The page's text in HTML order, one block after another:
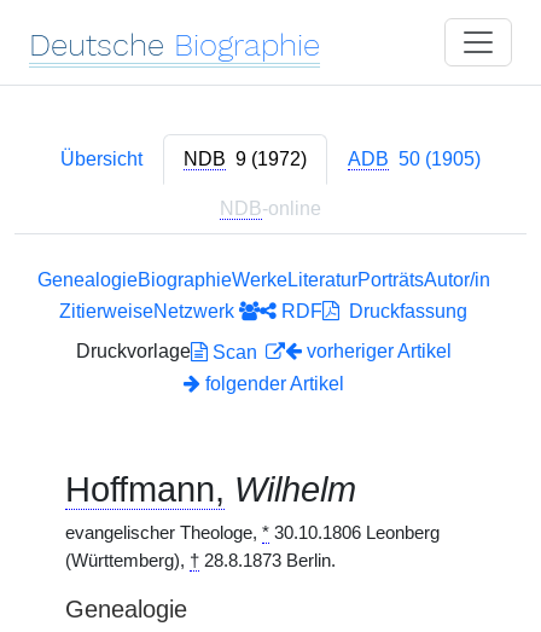
Deutsche Biographie
Übersicht NDB 9 (1972) ADB 50 (1905)
NDB-online
GenealogieBiographieWerkeLiteraturPorträtsAutor/in
ZitierweiseNetzwerk RDF
Druckfassung
Druckvorlage
Scan
vorheriger Artikel
folgender Artikel
Hoffmann, Wilhelm
evangelischer Theologe, * 30.10.1806 Leonberg
(Württemberg), † 28.8.1873 Berlin.
Genealogie